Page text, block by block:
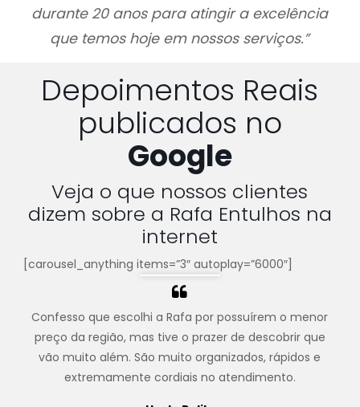
durante 20 anos para atingir a excelência
que temos hoje em nossos serviços.”
Depoimentos Reais
publicados no
Google
Veja o que nossos clientes
dizem sobre a Rafa Entulhos na
internet
[carousel_anything items=”3″ autoplay=”6000″]
Confesso que escolhi a Rafa por possuírem o menor
preço da região, mas tive o prazer de descobrir que
vão muito além. São muito organizados, rápidos e
extremamente cordiais no atendimento.